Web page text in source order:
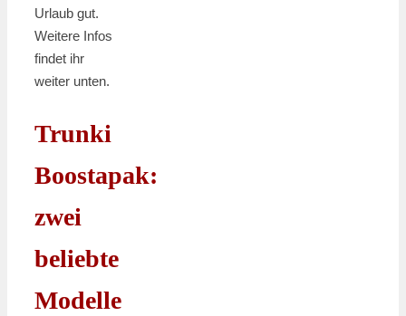
Urlaub gut.
Weitere Infos
findet ihr
weiter unten.
Trunki
Boostapak:
zwei
beliebte
Modelle